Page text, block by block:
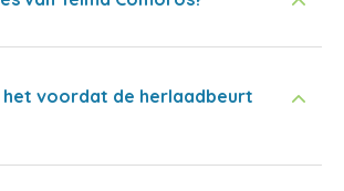
het voordat de herlaadbeurt